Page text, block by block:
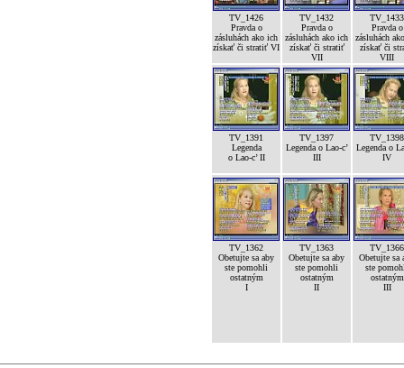
TV_1426
Pravda o
zásluhách ako ich
získať či stratiť VI
TV_1432
Pravda o
zásluhách ako ich
získať či stratiť
VII
TV_1433
Pravda o
zásluhách
získať či
VIII
TV_1391
Legenda
o Lao-c’ II
TV_1397
Legenda o Lao-c’
III
TV_1398
Legenda o
IV
TV_1362
Obetujte sa aby
ste pomohli
ostatným
I
TV_1363
Obetujte sa aby
ste pomohli
ostatným
II
TV_1366
Obetujte sa
ste
ostatným
III